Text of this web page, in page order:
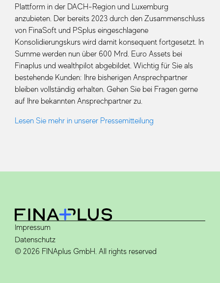
Plattform in der DACH-Region und Luxemburg
anzubieten. Der bereits 2023 durch den Zusammenschluss
von FinaSoft und PSplus eingeschlagene
Konsolidierungskurs wird damit konsequent fortgesetzt. In
Summe werden nun über 600 Mrd. Euro Assets bei
Finaplus und wealthpilot abgebildet. Wichtig für Sie als
bestehende Kunden: Ihre bisherigen Ansprechpartner
bleiben vollständig erhalten. Gehen Sie bei Fragen gerne
auf Ihre bekannten Ansprechpartner zu.
Lesen Sie mehr in unserer Pressemitteilung
© 2026 FINAplus GmbH. All rights reserved
Impressum
Datenschutz